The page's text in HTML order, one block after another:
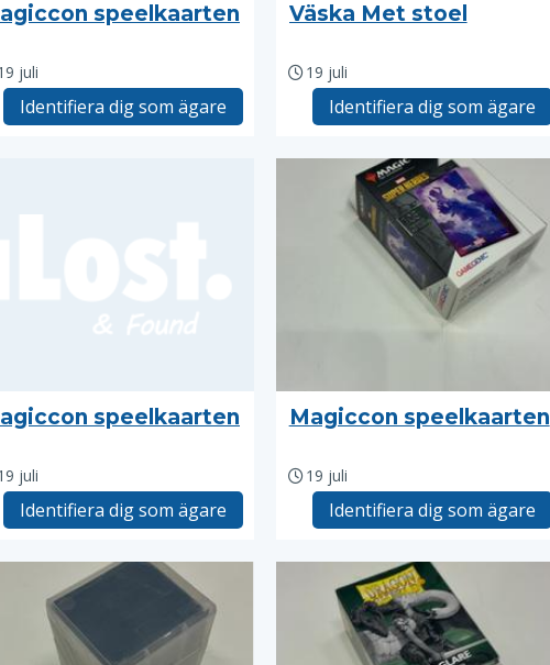
speelkaarten
juli
Identifiera dig som ägare
Väska Met stoel
19 juli
Identifiera dig som ägare
speelkaarten
juli
Identifiera dig som ägare
Magiccon speelkaarten
19 juli
Identifiera dig som ägare